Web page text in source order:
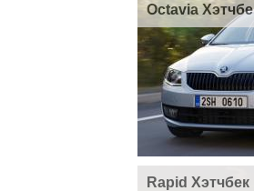
Octavia
Rapid Хэтчбек